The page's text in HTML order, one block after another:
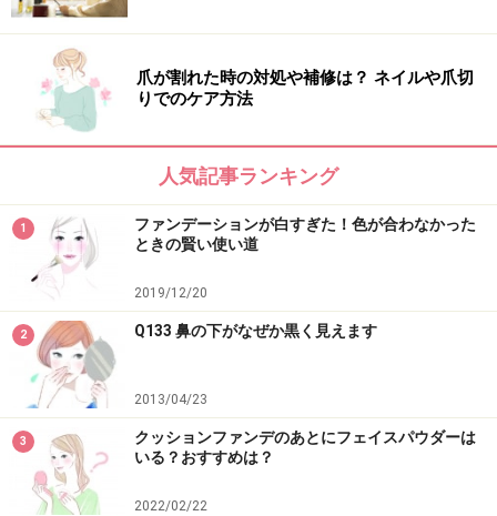
爪が割れた時の対処や補修は？ ネイルや爪切
りでのケア方法
人気記事ランキング
1
ファンデーションが白すぎた！色が合わなかった
ときの賢い使い道
2019/12/20
2 Q133 鼻の下がなぜか黒く見えます
2013/04/23
3
クッションファンデのあとにフェイスパウダーは
いる？おすすめは？
2022/02/22